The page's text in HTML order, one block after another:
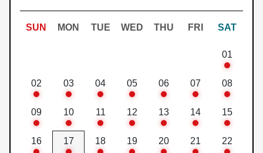
SUN MON TUE WED THU FRI SAT
01
02 03 04 05 06 07 08
09 10 11 12 13 14 15
16 17 18 19 20 21 22